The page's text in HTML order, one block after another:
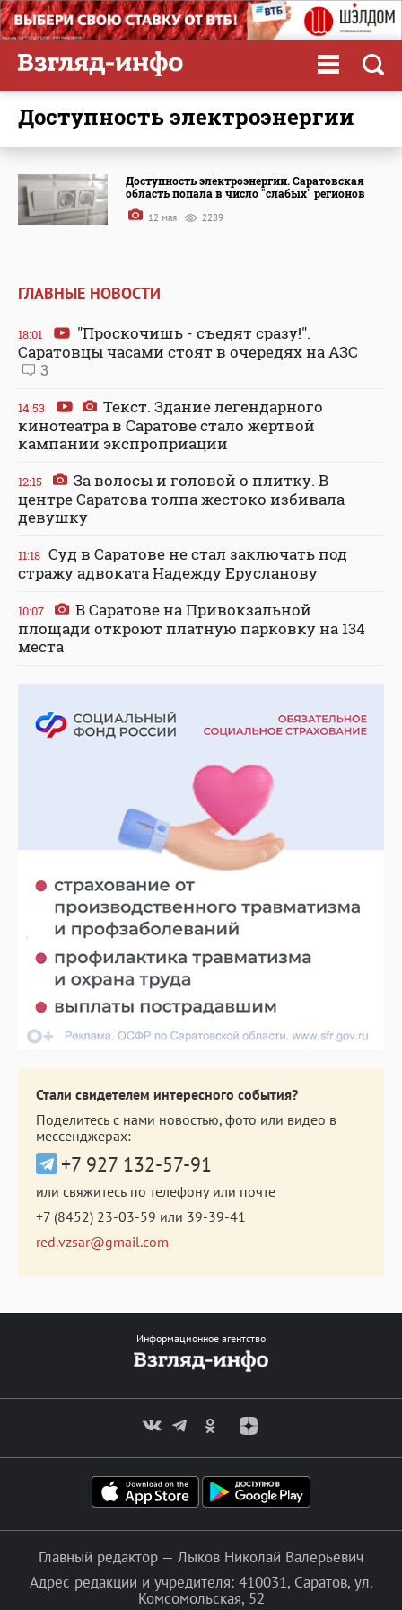
доступность электроэнергии
Доступность электроэнергии. Саратовская
область попала в число "слабых" регионов
12 мая 2289
ГЛАВНЫЕ НОВОСТИ
18:01
"Проскочишь - съедят сразу!".
Саратовцы часами стоят в очередях на АЗС
3
14:53
Текст. Здание легендарного
кинотеатра в Саратове стало жертвой
кампании экспроприации
12:15
За волосы и головой о плитку. В
центре Саратова толпа жестоко избивала
девушку
11:18 Суд в Саратове не стал заключать под
стражу адвоката Надежду Ерусланову
10:07
В Саратове на Привокзальной
площади откроют платную парковку на 134
места
Стали свидетелем интересного события?
Поделитесь с нами новостью, фото или видео в
мессенджерах:
+7 927 132-57-91
или свяжитесь по телефону или почте
+7 (8452) 23-03-59 или 39-39-41
red.vzsar@gmail.com
Информационное агентство
Главный редактор — Лыков Николай Валерьевич
Адрес редакции и учредителя: 410031, Саратов, ул.
Комсомольская, 52